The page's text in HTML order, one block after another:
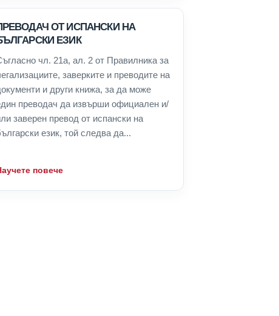
ОТ ИСПАНСКИ НА
ЕЗИК
чл. 21а, ал. 2 от Правилника за
заверките и преводите на
и други книжа, за да може
преводач да извърши официален и/
заверен превод от испански на
език, той следва да...
повече